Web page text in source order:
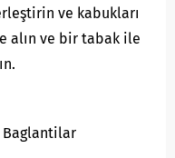
ve kabukları
alın ve bir tabak ile
Baglantilar